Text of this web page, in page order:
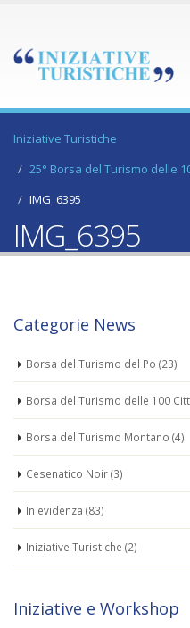
Iniziative Turistiche
25° Borsa del Turismo delle
IMG_6395
IMG_6395
Categorie News
Borsa del Turismo del Po (23)
Borsa del Turismo delle 100
Borsa del Turismo Montano (4)
Cesenatico Noir(3)
In evidenza (83)
Iniziative Turistiche (2)
Iniziative e Workshop